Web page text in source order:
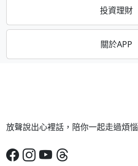
投資理財
關於APP
放聲說出心裡話，陪你一起走過煩惱